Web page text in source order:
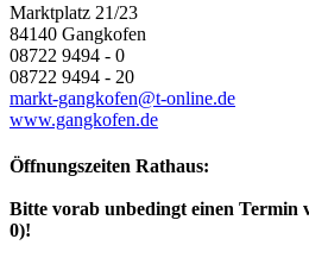
Marktplatz 21/23
84140 Gangkofen
08722 9494 - 0
08722 9494 - 20
markt-gangkofen@t-online.de
www.gangkofen.de
Öffnungszeiten Rathaus:
Bitte vorab unbedingt einen Termin
0)!